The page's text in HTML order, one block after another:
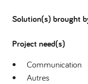
Solution(s) brought
Project need(s)
Communication
Autres